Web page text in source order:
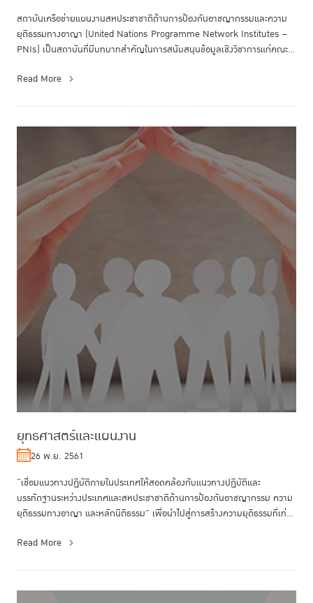
สถาบันเครือข่ายแผนงานสหประชาชาติด้านการป้องกันอาชญากรรมและความ
ยุติธรรมทางอาญา (United Nations Programme Network Institutes –
PNIs) เป็นสถาบันที่มีบทบาทสำคัญในการสนับสนุนข้อมูลเชิงวิชาการแก่คณะ
Read More
ยุทธศาสตร์และแผนงาน
26 พ.ย. 2561
“เชื่อมแนวทางปฏิบัติภายในประเทศให้สอดคล้องกับแนวทางปฏิบัติและ
บรรทัดฐานระหว่างประเทศและสหประชาชาติด้านการป้องกันอาชญากรรม ความ
ยุติธรรมทางอาญา และหลักนิติธรรม” เพื่อนำไปสู่การสร้างความยุติธรรมที่เท่า
Read More